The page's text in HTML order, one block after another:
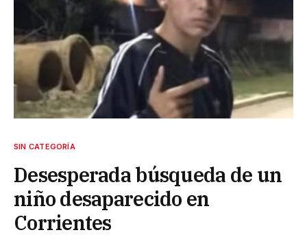
SIN CATEGORÍA
Desesperada búsqueda de un
niño desaparecido en
Corrientes